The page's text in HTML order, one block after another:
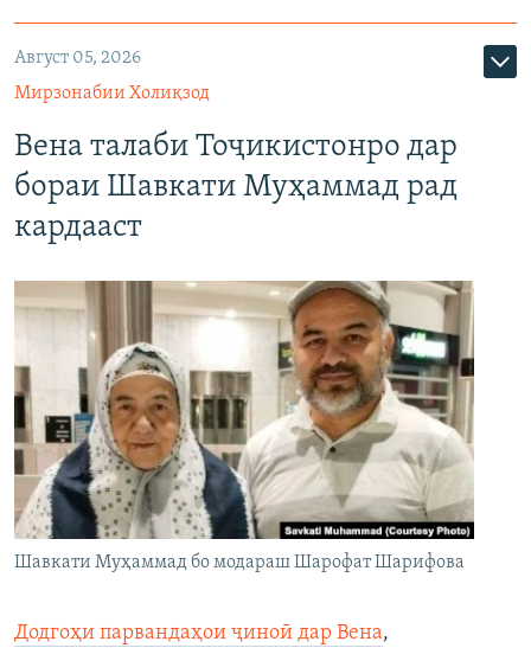
Август 05, 2026
Мирзонабии Холиқзод
Вена талаби Тоҷикистонро дар
бораи Шавкати Муҳаммад рад
кардааст
Шавкати Муҳаммад бо модараш Шарофат Шарифова
Додгоҳи парвандаҳои ҷиноӣ дар Вена,